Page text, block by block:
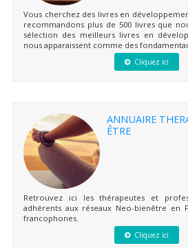
Vous cherchez des livres en
recommandons plus de 500 livres que
sélection des meilleurs livres en
nous apparaissent comme des
Cliquez ici
ANNUAIRE
ÊTRE
Retrouvez ici les thérapeutes et
adhérents aux réseaux Neo-bienêtre en
francophones.
Cliquez ici